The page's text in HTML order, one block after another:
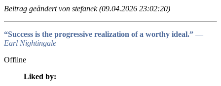
Beitrag geändert von stefanek (09.04.2026 23:02:20)
“Success is the progressive realization of a worthy ideal.” ―
Earl Nightingale
Offline
Liked by: